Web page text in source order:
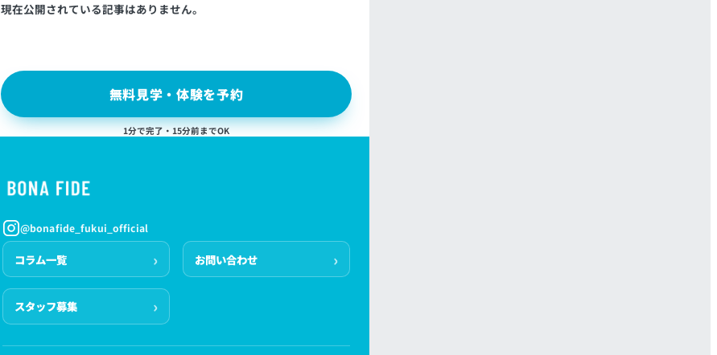
現在公開されている記事はありません。
無料見学・体験を予約
1分で完了・15分前までOK
@bonafide_fukui_official
コラム一覧 お問い合わせ
スタッフ募集